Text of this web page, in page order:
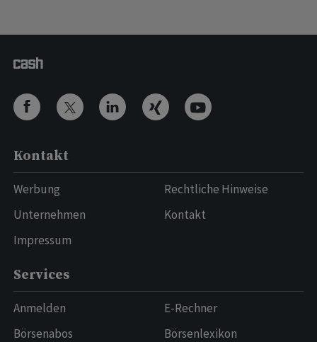
Kontakt
Werbung
Unternehmen
Impressum
Rechtliche Hinweise
Kontakt
Services
Anmelden
Börsenabos
E-Rechner
Börsenlexikon